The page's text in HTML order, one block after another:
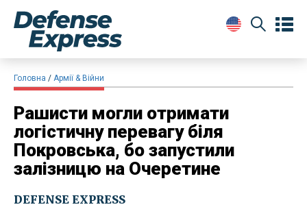
Головна Армії & Війни
Рашисти могли отримати
логістичну перевагу біля
Покровська, бо запустили
залізницю на Очеретине
DEFENSE EXPRESS